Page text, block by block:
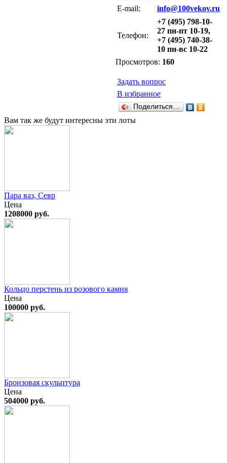
E-mail:
info@100vekov.ru
Телефон:
+7 (495) 798-10-
27 пн-пт 10-19,
+7 (495) 740-38-
10 пн-вс 10-22
Просмотров: 160
Задать вопрос
В избранное
Поделиться…
Вам так же будут интересны эти лоты
Пара ваз, Севр
Цена
1208000 руб.
Кольцо перстень из розового камня
Цена
100000 руб.
Бронзовая скульптура
Цена
504000 руб.